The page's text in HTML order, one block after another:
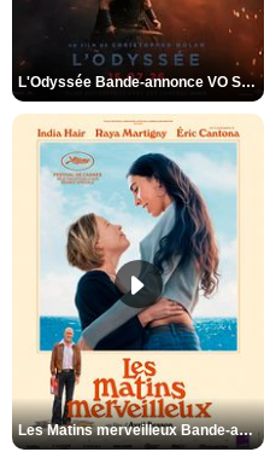
L'Odyssée Bande-annonce VO STFR
Les Matins merveilleux Bande-annonce VF